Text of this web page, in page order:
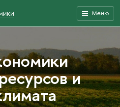
Меню
и